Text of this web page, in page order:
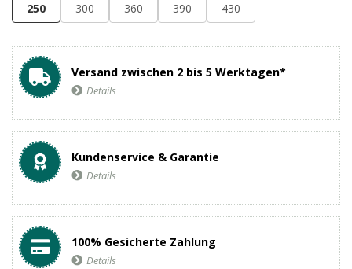
250 300 360 390 430
Versand zwischen 2 bis 5 Werktagen*
Details
Kundenservice & Garantie
Details
100% Gesicherte Zahlung
Details